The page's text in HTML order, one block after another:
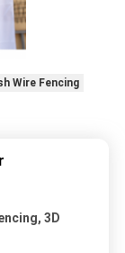
Wire Fencing
3D